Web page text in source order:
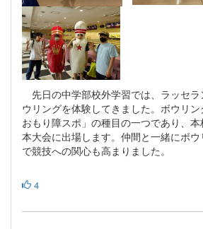
先日の中学部校外学習では、ラッセ
ウリングを体験してきました。ボウリ
おもり障スポ」の種目の一つであり、
本大会に出場します。仲間と一緒にボ
で競技への関心も高まりました。
4